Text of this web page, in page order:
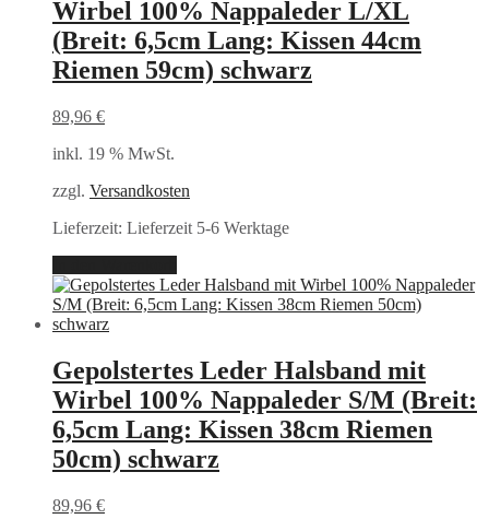
Wirbel 100% Nappaleder L/XL
(Breit: 6,5cm Lang: Kissen 44cm
Riemen 59cm) schwarz
89,96 €
inkl. 19 % MwSt.
zzgl. Versandkosten
Lieferzeit: Lieferzeit 5-6 Werktage
Gepolstertes Leder Halsband mit
Wirbel 100% Nappaleder S/M (Breit:
6,5cm Lang: Kissen 38cm Riemen
50cm) schwarz
89,96 €